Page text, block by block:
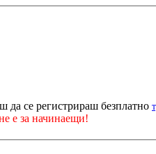
се регистрираш безплатно
е за начинаещи!